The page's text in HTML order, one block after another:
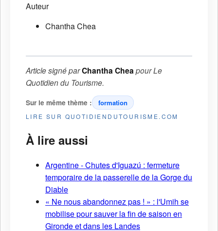
Auteur
Chantha Chea
Article signé parChantha Chea pourLe
Quotidien du Tourisme.
Sur le même thème : formation
LIRE SUR QUOTIDIENDUTOURISME.COM
À lire aussi
Argentine - Chutes d'Iguazú : fermeture
temporaire de la passerelle de la Gorge du
Diable
« Ne nous abandonnez pas ! » : l'Umih se
mobilise pour sauver la fin de saison en
Gironde et dans les Landes